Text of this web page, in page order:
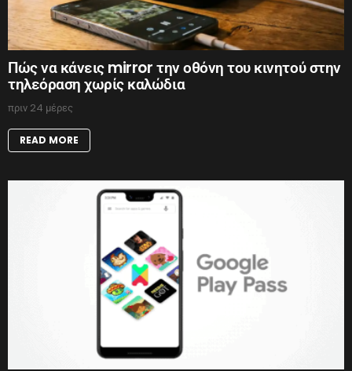
Πώς να κάνεις mirror την οθόνη του κινητού στην
τηλεόραση χωρίς καλώδια
πριν 24 μέρες
READ MORE